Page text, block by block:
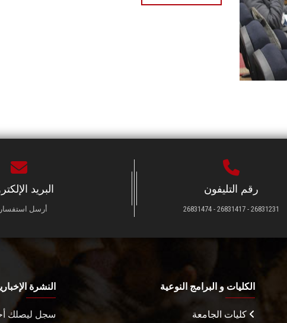
رقم التليفون
26831231 - 26831417 - 26831474
البريد
أرسل
الكليات و البرامج النوعية
كليات الجامعة
النشرة
سجل ليصلك